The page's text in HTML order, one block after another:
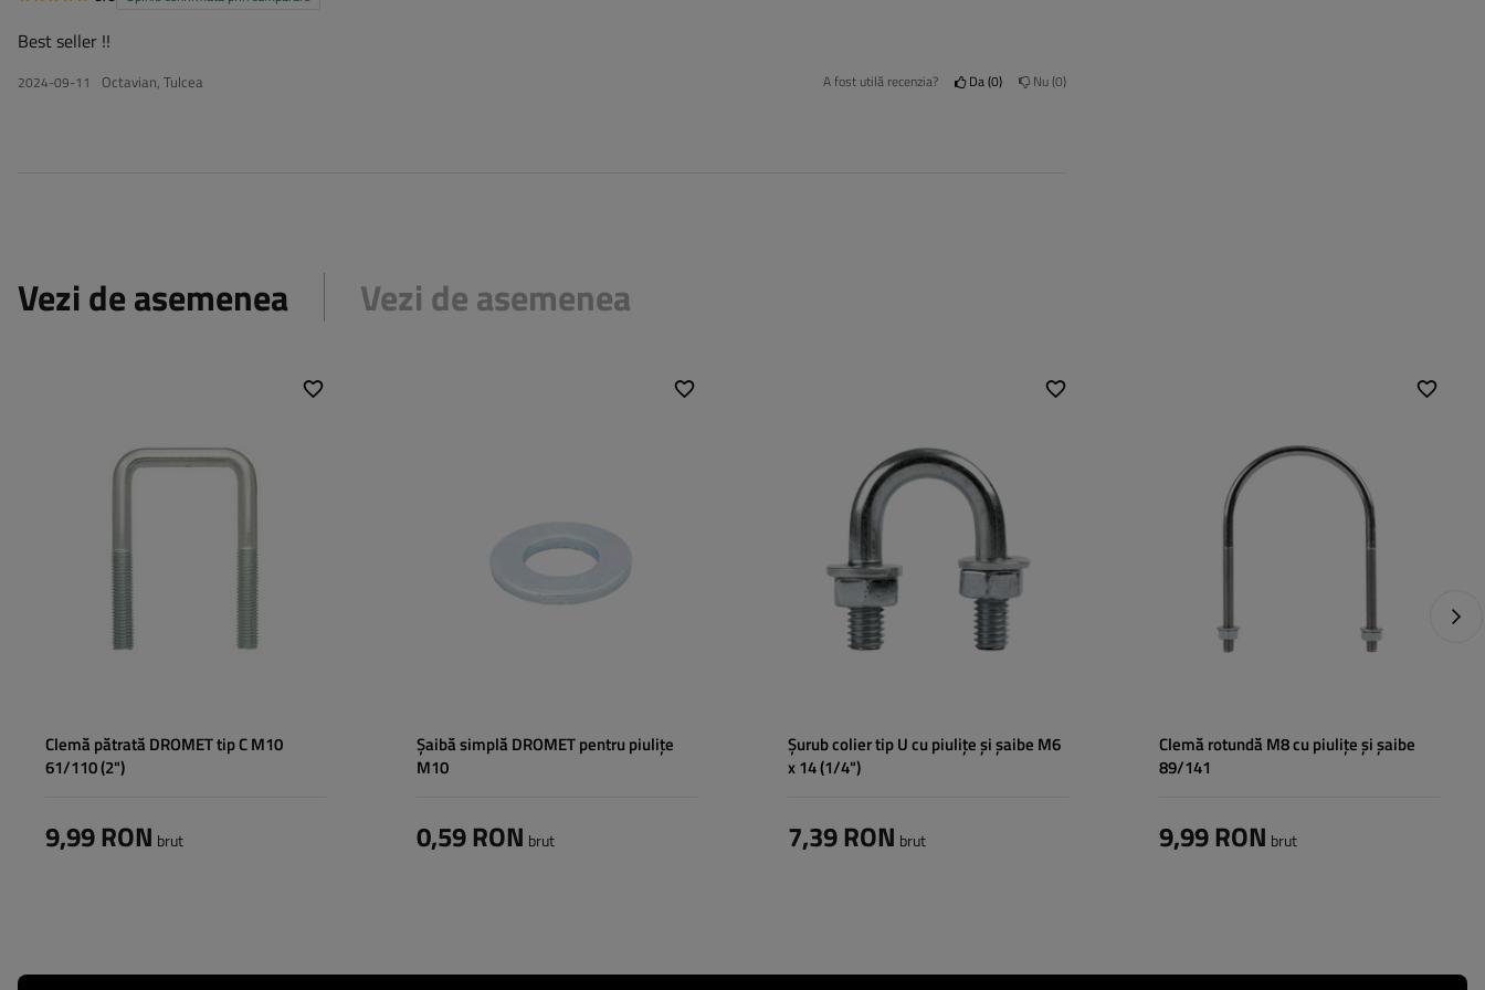
Best seller !!
2024-09-11 Octavian, Tulcea A fost utilă recenzia? Da 0 Nu 0
Vezi de asemenea Vezi de asemenea
Clemă pătrată DROMET tip C M10
61/110 (2")
9,99 RON brut
Șaibă simplă DROMET pentru piulițe
M10
0,59 RON brut
Șurub colier tip U cu piulițe și șaibe M6
x 14 (1/4")
7,39 RON brut
20 mm
Înălțime totală:
32 mm
oțel kl.5.8
Clemă rotundă M8 cu piulițe și șaibe
89/141
9,99 RON brut
Distanța dintre orificiile 97 mm
Înălțime totală: